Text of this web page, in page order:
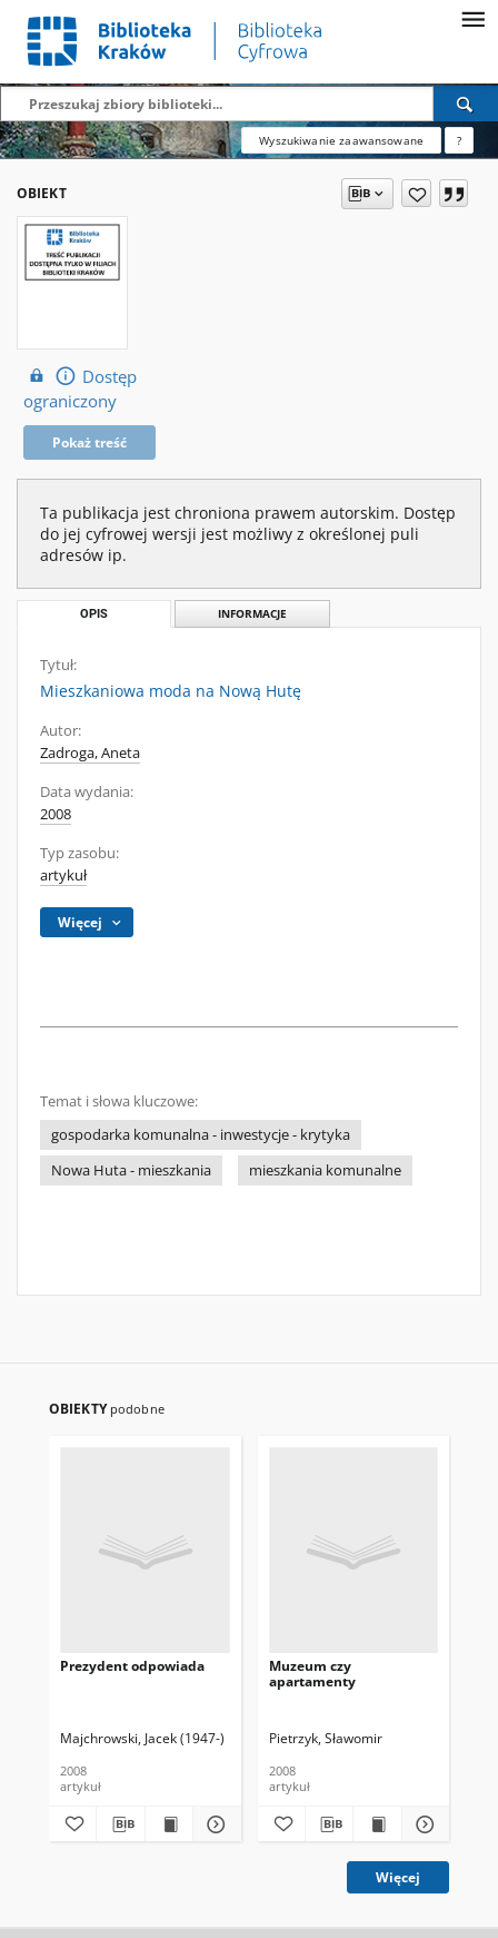
Wyszukiwanie zaawansowane ?
OBIEKT
Dostęp
ograniczony
Pokaż treść
Ta publikacja jest chroniona prawem autorskim. Dostęp
do jej cyfrowej wersji jest możliwy z określonej puli
adresów ip.
OPIS INFORMACJE
Tytuł:
Mieszkaniowa moda na Nową Hutę
Autor:
Zadroga, Aneta
Data wydania:
2008
Typ zasobu:
artykuł
Więcej
Temat i słowa kluczowe:
gospodarka komunalna - inwestycje - krytyka
Nowa Huta - mieszkania
mieszkania komunalne
OBIEKTY podobne
Prezydent odpowiada
Majchrowski, Jacek (1947-)
2008
artykuł
Muzeum czy
apartamenty
Pietrzyk, Sławomir
2008
artykuł
Więcej